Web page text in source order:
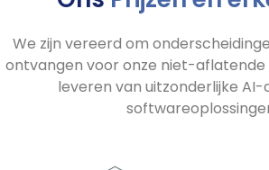
We zijn vereerd om
ontvangen voor onze niet-aflatende
leveren van uitzonderlijke AI-